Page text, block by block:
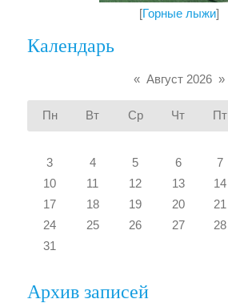
[Горные лыжи]
Календарь
« Август 2026 »
Пн Вт Ср Чт Пт
3
4 5 6 7
10
11 12 13 14
17
18 19 20 21
24
25 26 27 28
31
Архив записей